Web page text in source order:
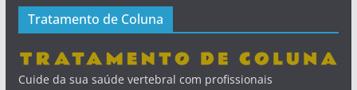
Tratamento de Coluna
Cuide da sua saúde vertebral com profissionais